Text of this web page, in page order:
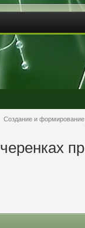
Создание и формирование